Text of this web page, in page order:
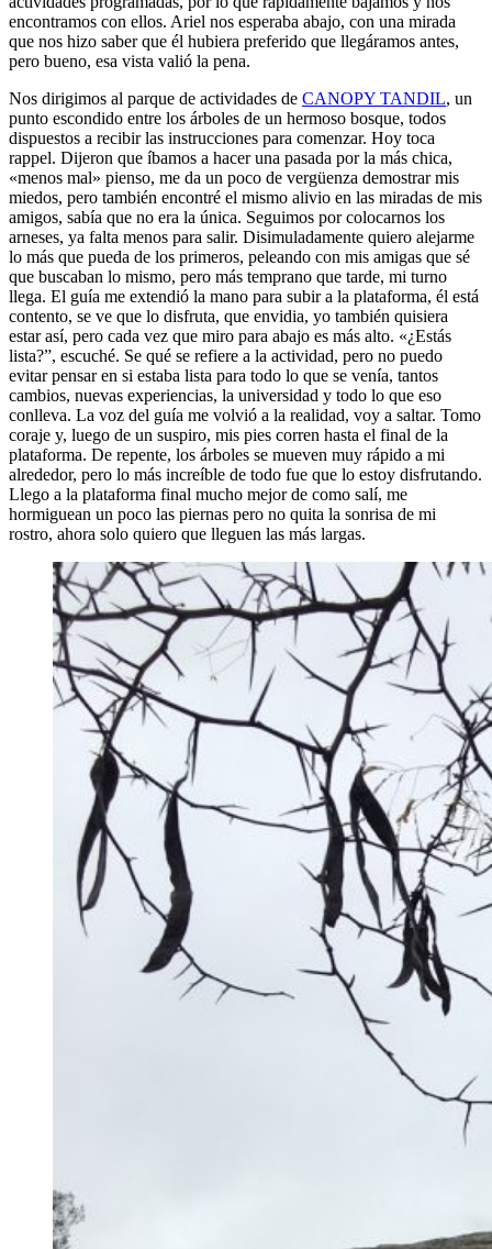
encontramos con ellos. Ariel nos esperaba abajo, con una mirada
que nos hizo saber que él hubiera preferido que llegáramos antes,
pero bueno, esa vista valió la pena.
Nos dirigimos al parque de actividades de CANOPY TANDIL, un
punto escondido entre los árboles de un hermoso bosque, todos
dispuestos a recibir las instrucciones para comenzar. Hoy toca
rappel. Dijeron que íbamos a hacer una pasada por la más chica,
«menos mal» pienso, me da un poco de vergüenza demostrar mis
miedos, pero también encontré el mismo alivio en las miradas de mis
amigos, sabía que no era la única. Seguimos por colocarnos los
arneses, ya falta menos para salir. Disimuladamente quiero alejarme
lo más que pueda de los primeros, peleando con mis amigas que sé
que buscaban lo mismo, pero más temprano que tarde, mi turno
llega. El guía me extendió la mano para subir a la plataforma, él está
contento, se ve que lo disfruta, que envidia, yo también quisiera
estar así, pero cada vez que miro para abajo es más alto. «¿Estás
lista?”, escuché. Se qué se refiere a la actividad, pero no puedo
evitar pensar en si estaba lista para todo lo que se venía, tantos
cambios, nuevas experiencias, la universidad y todo lo que eso
conlleva. La voz del guía me volvió a la realidad, voy a saltar. Tomo
coraje y, luego de un suspiro, mis pies corren hasta el final de la
plataforma. De repente, los árboles se mueven muy rápido a mi
alrededor, pero lo más increíble de todo fue que lo estoy disfrutando.
Llego a la plataforma final mucho mejor de como salí, me
hormiguean un poco las piernas pero no quita la sonrisa de mi
rostro, ahora solo quiero que lleguen las más largas.